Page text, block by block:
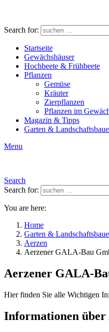
Search for:
Startseite
Gewächshäuser
Hochbeete & Frühbeete
Pflanzen
Gemüse
Kräuter
Zierpflanzen
Pflanzen im
Magazin & Tipps
Garten &
Menu
Search
Search for:
You are here:
Home
Garten &
Aerzen
Aerzener GALA-Bau
Aerzener GALA-
Hier finden Sie alle Wichtigen
Informationen über